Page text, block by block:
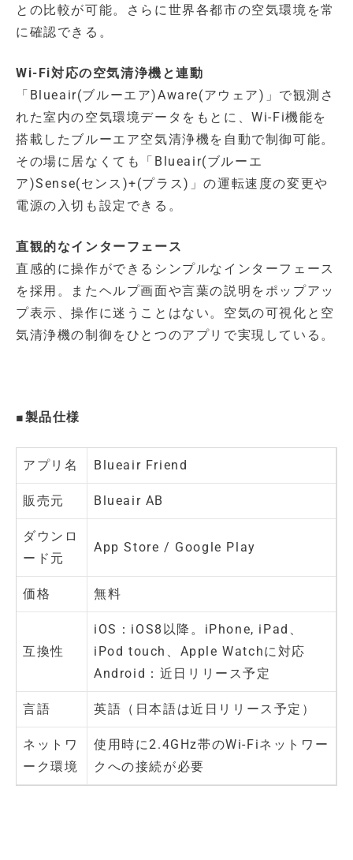
との比較が可能。さらに世界各都市の空気環境を常
に確認できる。
Wi-Fi対応の空気清浄機と連動
「Blueair(ブルーエア)Aware(アウェア)」で観測さ
れた室内の空気環境データをもとに、Wi-Fi機能を
搭載したブルーエア空気清浄機を自動で制御可能。
その場に居なくても「Blueair(ブルーエ
ア)Sense(センス)+(プラス)」の運転速度の変更や
電源の入切も設定できる。
直観的なインターフェース
直感的に操作ができるシンプルなインターフェース
を採用。またヘルプ画面や言葉の説明をポップアッ
プ表示、操作に迷うことはない。空気の可視化と空
気清浄機の制御をひとつのアプリで実現している。
■製品仕様
アプリ名 Blueair Friend
販売元 Blueair AB
ダウンロ
ード元
App Store / Google Play
価格 無料
互換性
iOS：iOS8以降。iPhone, iPad、
iPod touch、Apple Watchに対応
Android：近日リリース予定
言語 英語（日本語は近日リリース予定）
ネットワ
ーク環境
使用時に2.4GHz帯のWi-Fiネットワー
クへの接続が必要